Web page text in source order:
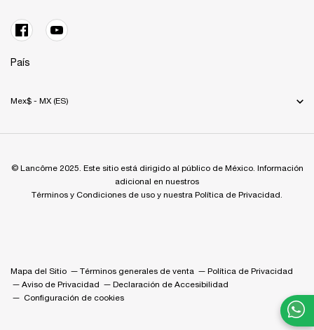
País
Mex$ - MX (ES)
© Lancôme 2025. Este sitio está dirigido al público de México. Información
adicional en nuestros
Términos y Condiciones de uso y nuestra Política de Privacidad.
Mapa del Sitio Términos generales de venta
Política de Privacidad
Aviso de Privacidad
Declaración de Accesibilidad
Configuración de cookies